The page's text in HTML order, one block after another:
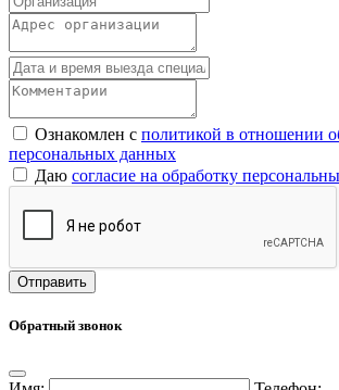
Ознакомлен с политикой в отношении
персональных данных
Даю согласие на обработку
Обратный звонок